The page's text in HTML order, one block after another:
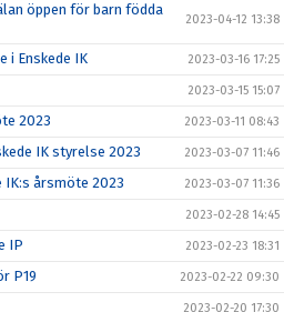
öppen för barn födda
2023-04-12 13:38
i Enskede IK 2023-03-16 17:25
2023-03-15 15:07
2023 2023-03-11 08:43
IK styrelse 2023 2023-03-07 11:46
IK:s årsmöte 2023 2023-03-07 11:36
2023-02-28 14:45
IP 2023-02-23 18:31
P19 2023-02-22 09:30
2023-02-20 17:30